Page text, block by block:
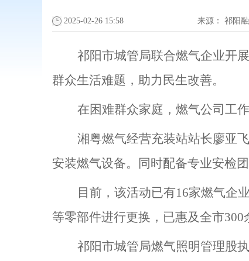
2025-02-26 15:58 来源： 祁阳
祁阳市城管局联合燃气企业开
群众生活难题，助力民生改善。
在困难群众家庭，燃气公司工
湘粤燃气经营充装站站长廖亚
安装燃气设备。同时配备专业安检
目前，该活动已有16家燃气企
等零部件进行更换，已惠及全市300
祁阳市城管局燃气照明管理股